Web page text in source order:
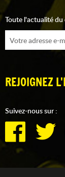
Toute l'actualité
REJOIGNEZ
Suivez-nous sur :